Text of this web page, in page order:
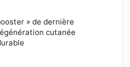
» de dernière
cutanée